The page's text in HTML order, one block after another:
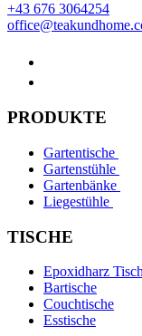
+43 676 3064254
PRODUKTE
Gartentische
Gartenstühle
Gartenbänke
Liegestühle
TISCHE
Epoxidharz
Bartische
Couchtische
Esstische